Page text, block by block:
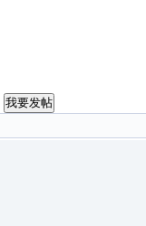
我要发帖